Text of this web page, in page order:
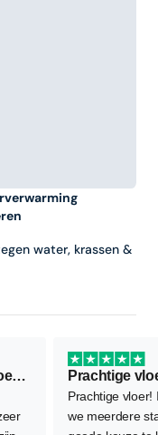
water, krassen &
Persoonlijk advies met prachtvloer als resultaat Prachtige
Prachtige vloer!
we meerdere